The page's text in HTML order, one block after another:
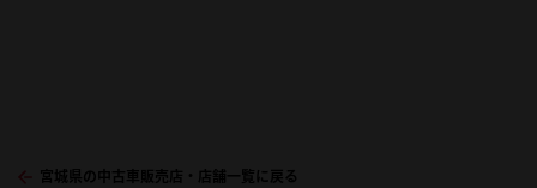
宮城県の中古車販売店・店舗一覧に戻る